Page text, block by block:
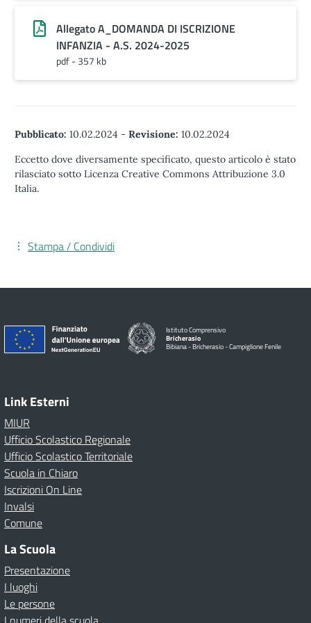
Allegato A_DOMANDA DI ISCRIZIONE
INFANZIA - A.S. 2024-2025
pdf - 357 kb
Pubblicato: 10.02.2024 - Revisione: 10.02.2024
Eccetto dove diversamente specificato, questo articolo è stato
rilasciato sotto Licenza Creative Commons Attribuzione 3.0
Italia.
Stampa / Condividi
Istituto Comprensivo
Bricherasio
Bibiana - Bricherasio - Campiglione Fenile
Link Esterni
MIUR
Ufficio Scolastico Regionale
Ufficio Scolastico Territoriale
Scuola in Chiaro
Iscrizioni On Line
Invalsi
Comune
La Scuola
Presentazione
I luoghi
Le persone